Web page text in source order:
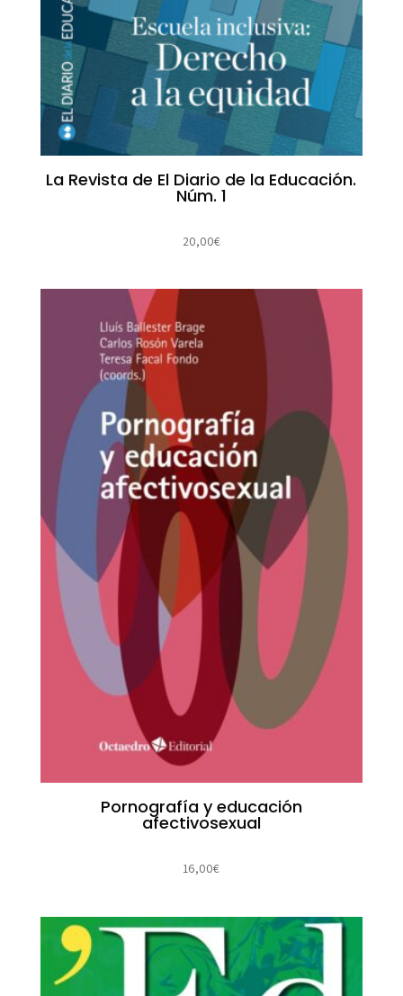
La Revista de El Diario de la Educación.
Núm. 1
20,00€
Pornografía y educación
afectivosexual
16,00€